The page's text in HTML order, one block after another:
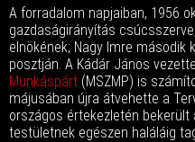
A forradalom napjaiban, 1956
gazdaságirányítás
elnökének; Nagy Imre
posztján. A Kádár János
Munkáspárt (MSZMP) is
májusában újra átvehette a
országos értekezletén bekerült
testületnek egészen haláláig